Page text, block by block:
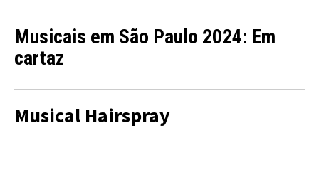
Musicais em São Paulo 2024: Em
cartaz
Musical Hairspray